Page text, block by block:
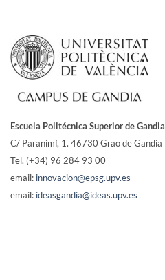
Escuela Politécnica Superior de Gandia
C/ Paranimf, 1. 46730 Grao de Gandia
Tel. (+34) 96 284 93 00
email: innovacion@epsg.upv.es
email: ideasgandia@ideas.upv.es